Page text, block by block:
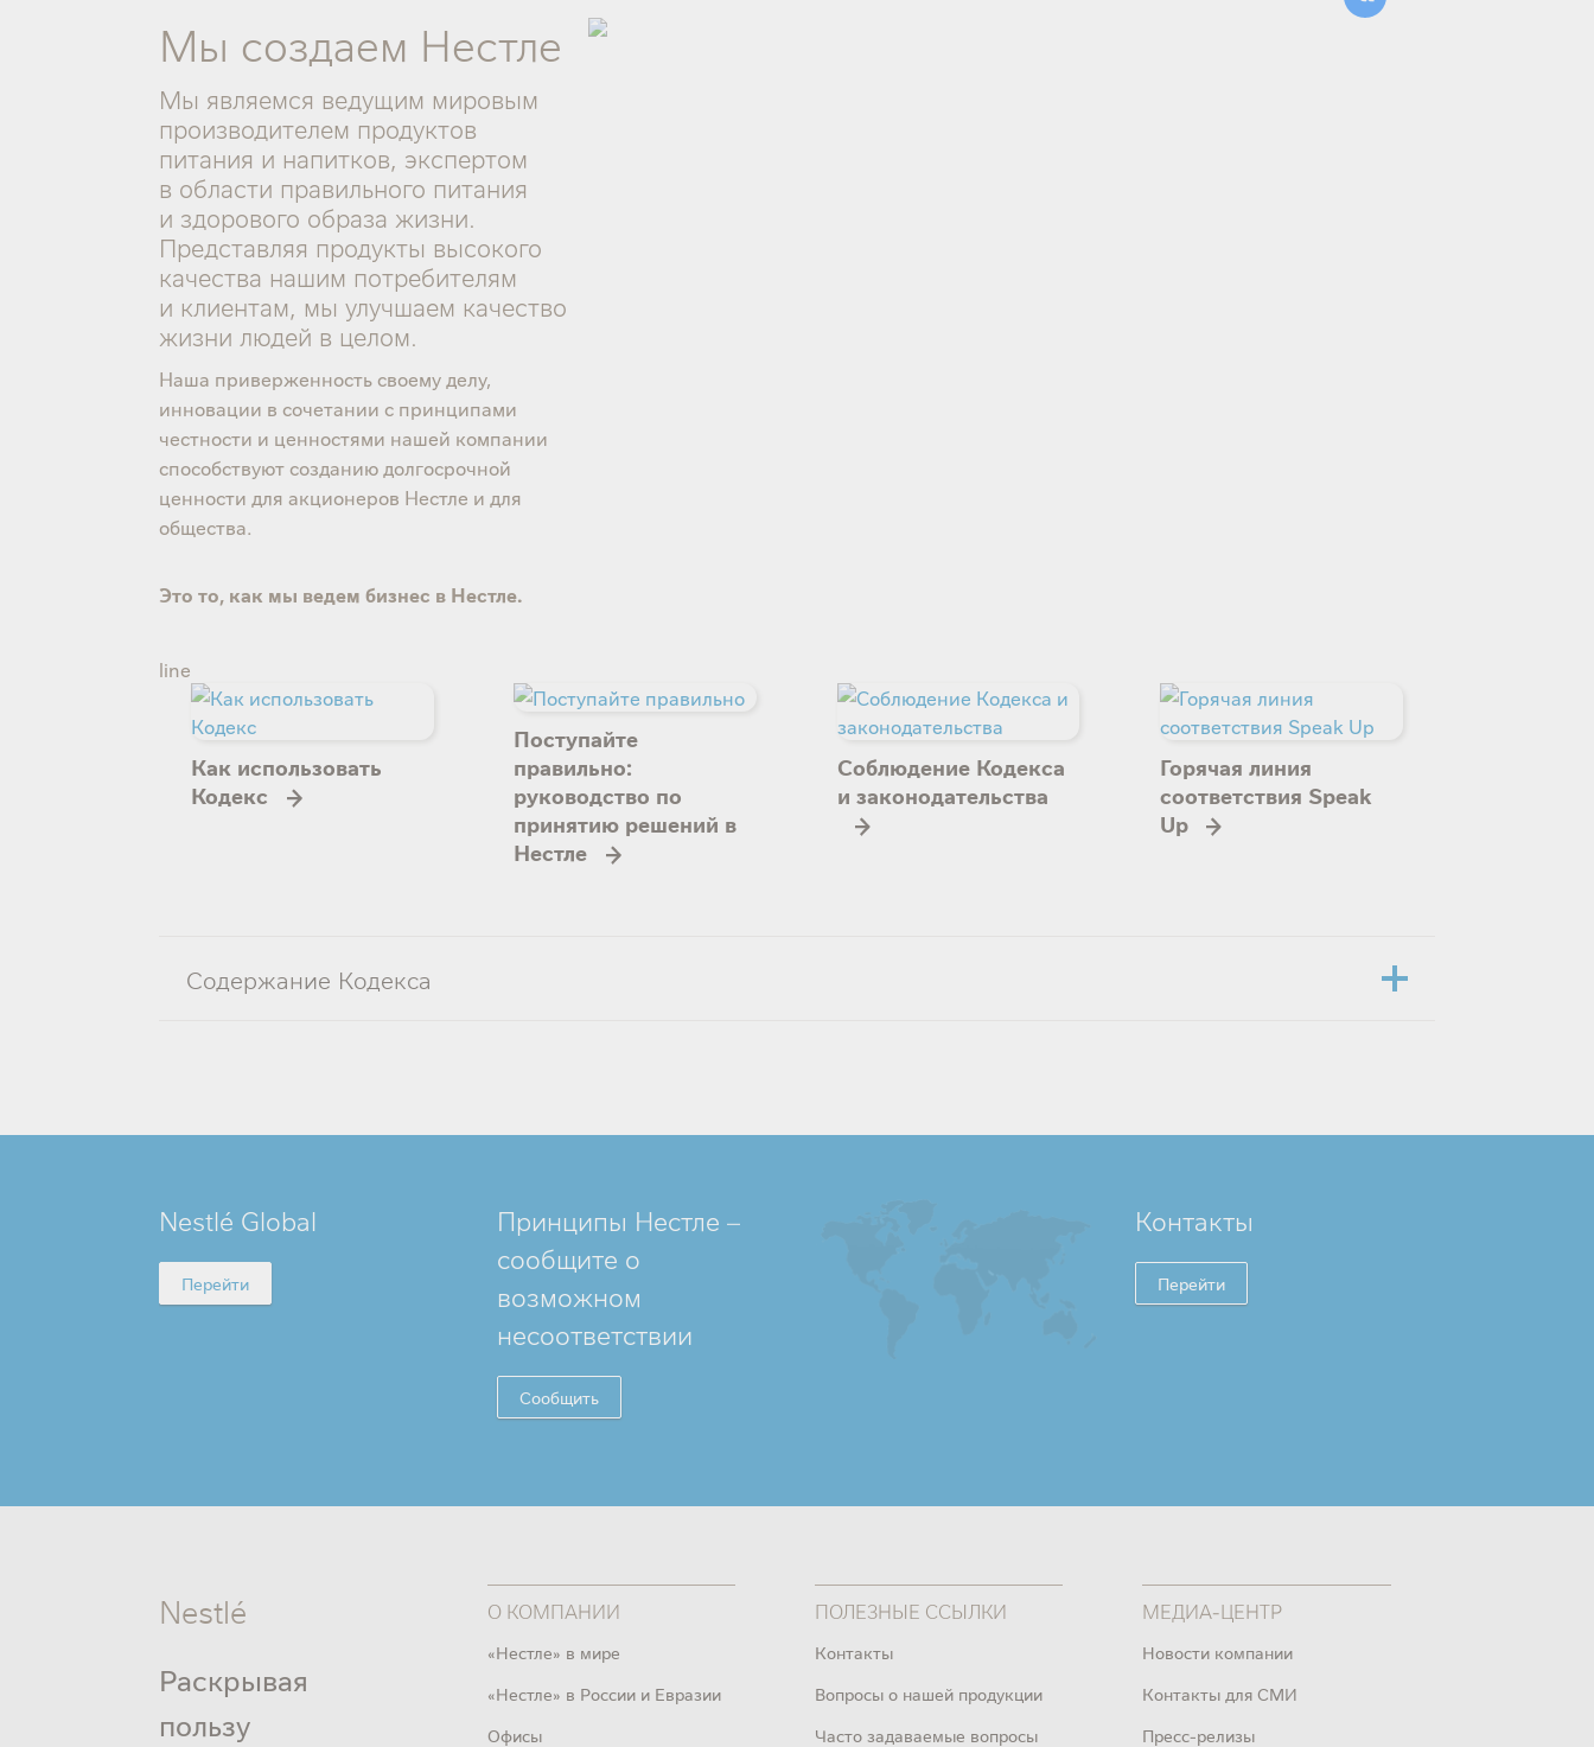
Мы создаем Нестле
Мы являемся ведущим мировым
производителем продуктов
питания и напитков, экспертом
в области правильного питания
и здорового образа жизни.
Представляя продукты высокого
качества нашим потребителям
и клиентам, мы улучшаем качество
жизни людей в целом.
Наша приверженность своему делу,
инновации в сочетании с принципами
честности и ценностями нашей компании
способствуют созданию долгосрочной
ценности для акционеров Нестле и для
общества.
Это то, как мы ведем бизнес в Нестле.
line
Как использовать
Кодекс
Поступайте
правильно:
руководство по
принятию решений в
Нестле
Соблюдение Кодекса
и законодательства
Горячая линия
соответствия Speak
Up
Содержание Кодекса
FOOTER
Nestlé Global
Перейти
Принципы Нестле –
сообщите о
возможном
несоответствии
Сообщить
Контакты
Перейти
Nestlé
Раскрывая
пользу
О КОМПАНИИ
«Нестле» в мире
«Нестле» в России и Евразии
Офисы
ПОЛЕЗНЫЕ ССЫЛКИ
Контакты
Вопросы о нашей продукции
Часто задаваемые вопросы
МЕДИА-ЦЕНТР
Новости компании
Контакты для СМИ
Пресс-релизы